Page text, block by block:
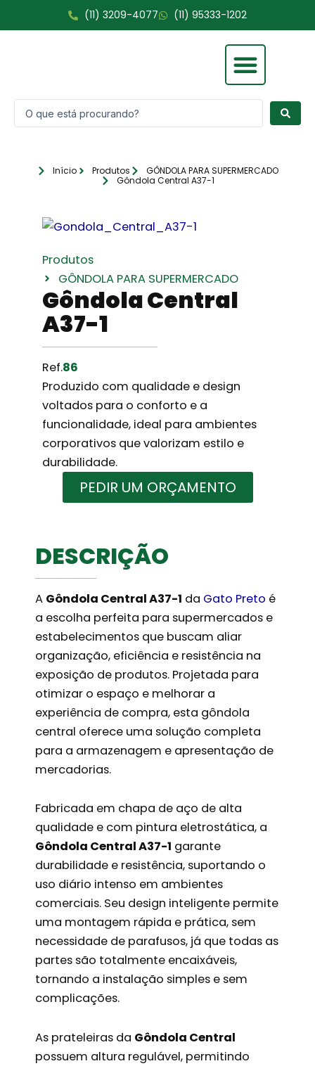
para
(11) 3209-4077 (11) 95333-1202
Início Produtos
GÔNDOLA PARA SUPERMERCADO
Gôndola Central A37-1
Produtos
GÔNDOLA PARA SUPERMERCADO
Gôndola Central
A37-1
Ref.86
Produzido com qualidade e design
voltados para o conforto e a
funcionalidade, ideal para ambientes
corporativos que valorizam estilo e
durabilidade.
PEDIR UM ORÇAMENTO
DESCRIÇÃO
A Gôndola Central A37-1 da Gato Preto é
a escolha perfeita para supermercados e
estabelecimentos que buscam aliar
organização, eficiência e resistência na
exposição de produtos. Projetada para
otimizar o espaço e melhorar a
experiência de compra, esta gôndola
central oferece uma solução completa
para a armazenagem e apresentação de
mercadorias.
Fabricada em chapa de aço de alta
qualidade e com pintura eletrostática, a
Gôndola Central A37-1 garante
durabilidade e resistência, suportando o
uso diário intenso em ambientes
comerciais. Seu design inteligente permite
uma montagem rápida e prática, sem
necessidade de parafusos, já que todas as
partes são totalmente encaixáveis,
tornando a instalação simples e sem
complicações.
As prateleiras da Gôndola Central
possuem altura regulável, permitindo